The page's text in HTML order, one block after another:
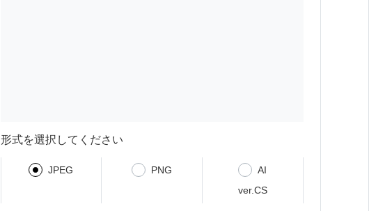
形式を選択してください
JPEG PNG
AI
ver.CS